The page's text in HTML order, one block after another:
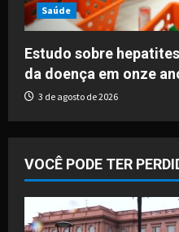
Saúde
Estudo sobre
da doença em onze
3 de agosto de 2026
VOCÊ PODE TER